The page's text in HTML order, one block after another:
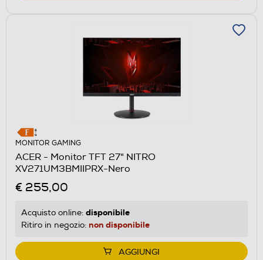
MONITOR GAMING
ACER - Monitor TFT 27" NITRO
XV271UM3BMIIPRX-Nero
€ 255,00
Acquisto online: disponibile
Ritiro in negozio: non disponibile
AGGIUNGI